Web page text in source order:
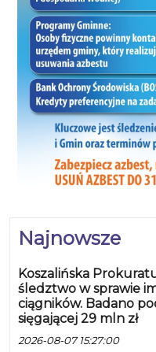
Najnowsze
Koszalińska
śledztwo w sprawie
ciągników. Badano
sięgającej 29 mln zł
2026-08-07 15:27:00